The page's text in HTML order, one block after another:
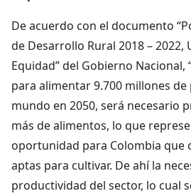
De acuerdo con el documento
de Desarrollo Rural 2018 – 2022,
Equidad” del Gobierno Nacional,
para alimentar 9.700 millones de
mundo en 2050, será necesario
más de alimentos, lo que
oportunidad para Colombia que
aptas para cultivar. De ahí la
productividad del sector, lo cual